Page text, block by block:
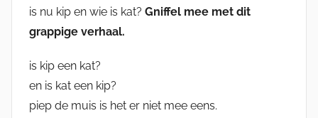
is nu kip en wie is kat? Gniffel mee met dit
grappige verhaal.
is kip een kat?
en is kat een kip?
piep de muis is het er niet mee eens.